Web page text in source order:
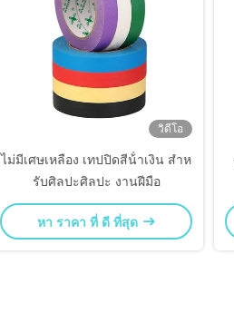
วิดีโอ
ไม่มีเศษเหลือง เทปปิดสีน้ําเงิน สําห
รับศิลปะศิลปะ งานฝีมือ
หา ราคา ที่ ดี ที่สุด